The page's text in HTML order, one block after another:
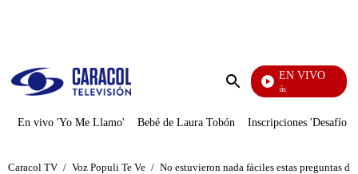
Enviar
EN VIVO
También Caerás
En vivo 'Yo Me Llamo' Bebé de Laura Tobón Inscripciones 'Desafío'
Caracol TV / Voz Populi Te Ve / No estuvieron nada fáciles estas preguntas